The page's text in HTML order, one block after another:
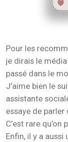
Pour les
je dirais le média
passé dans le
J’aime bien le
assistante
essaye de
C’est rare
Enfin, il y a aussi